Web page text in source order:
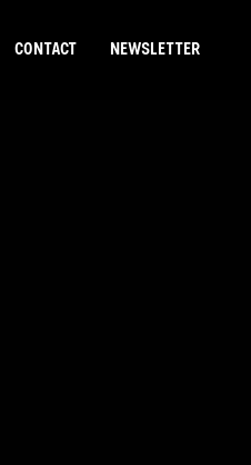
CONTACT NEWSLETTER